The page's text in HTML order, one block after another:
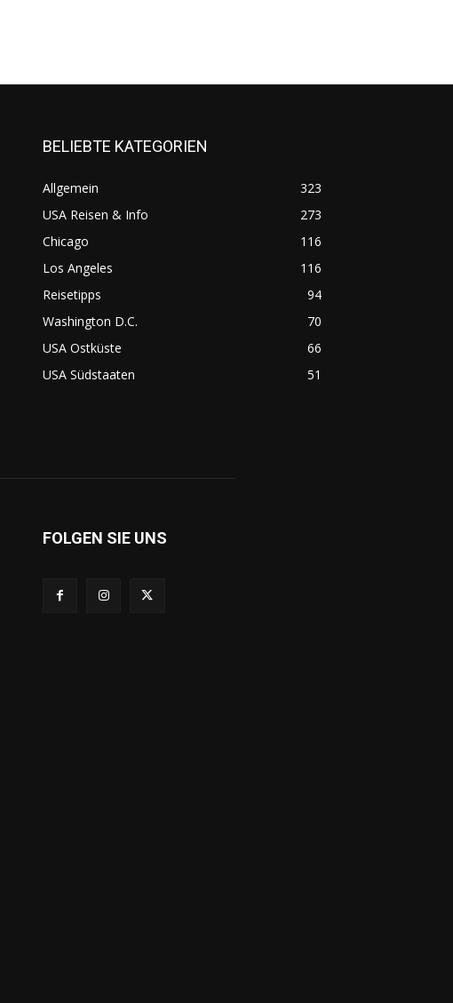
BELIEBTE KATEGORIEN
Allgemein
323
USA Reisen & Info
273
Chicago
116
Los Angeles
116
Reisetipps
94
Washington D.C.
70
USA Ostküste
66
USA Südstaaten
51
FOLGEN SIE UNS